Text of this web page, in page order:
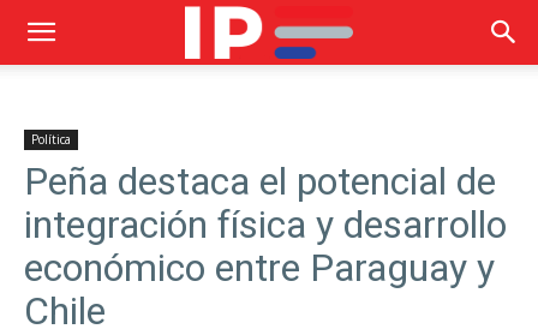
Política
Peña destaca el potencial de
integración física y desarrollo
económico entre Paraguay y
Chile